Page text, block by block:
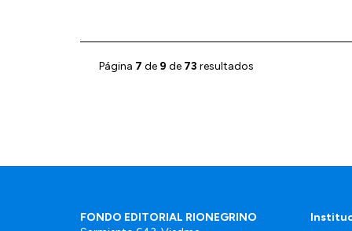
Página 7 de 9 de 73 resultados
FONDO EDITORIAL RIONEGRINO